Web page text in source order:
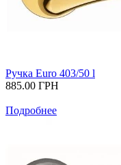
Ручка Euro 403/50 l
885.00 ГРН
Подробнее